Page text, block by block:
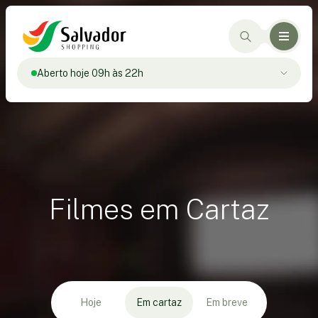
Aberto hoje 09h às 22h
Filmes em Cartaz
Hoje Em cartaz Em breve